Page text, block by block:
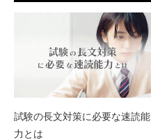
試験の長文対策に必要な速読能
力とは